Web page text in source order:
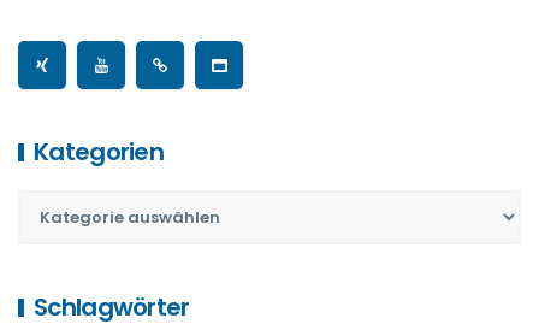
Kategorien
Schlagwörter